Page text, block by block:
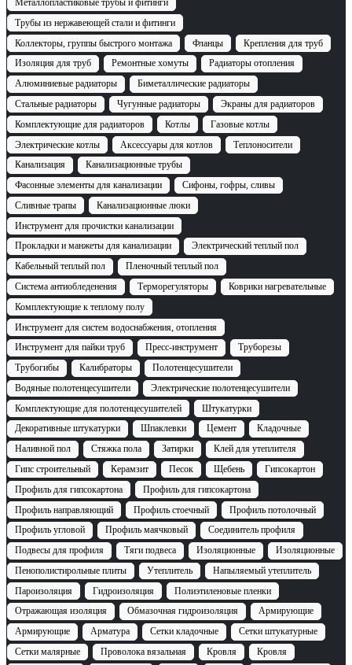
Металлопластиковые трубы и фитинги
Трубы из нержавеющей стали и фитинги
Коллекторы, группы быстрого монтажа
Фланцы
Крепления для труб
Изоляция для труб
Ремонтные хомуты
Радиаторы отопления
Алюминиевые радиаторы
Биметаллические радиаторы
Стальные радиаторы
Чугунные радиаторы
Экраны для радиаторов
Комплектующие для радиаторов
Котлы
Газовые котлы
Электрические котлы
Аксессуары для котлов
Теплоносители
Канализация
Канализационные трубы
Фасонные элементы для канализации
Сифоны, гофры, сливы
Сливные трапы
Канализационные люки
Инструмент для прочистки канализации
Прокладки и манжеты для канализации
Электрический теплый пол
Кабельный теплый пол
Пленочный теплый пол
Система антиобледенения
Терморегуляторы
Коврики нагревательные
Комплектующие к теплому полу
Инструмент для систем водоснабжения, отопления
Инструмент для пайки труб
Пресс-инструмент
Труборезы
Трубогибы
Калибраторы
Полотенцесушители
Водяные полотенцесушители
Электрические полотенцесушители
Комплектующие для полотенцесушителей
Штукатурки
Декоративные штукатурки
Шпаклевки Цемент
Кладочные
Наливной пол
Стяжка пола Затирки
Клей для утеплителя
Гипс строительный
Керамзит Песок Щебень
Гипсокартон
Профиль для гипсокартона
Профиль для гипсокартона
Профиль направляющий
Профиль стоечный
Профиль потолочный
Профиль угловой
Профиль маячковый
Cоединитель профиля
Подвесы для профиля
Тяги подвеса Изоляционные
Изоляционные
Пенополистирольные плиты
Утеплитель
Напыляемый утеплитель
Пароизоляция
Гидроизоляция
Полиэтиленовые пленки
Отражающая изоляция
Обмазочная гидроизоляция
Армирующие
Армирующие
Арматура Сетки кладочные
Сетки штукатурные
Сетки малярные
Проволока вязальная Кровля
Кровля